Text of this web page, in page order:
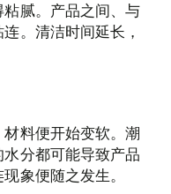
腻。产品之间、与
。清洁时间延长，
料便开始变软。潮
分都可能导致产品
象便随之发生。